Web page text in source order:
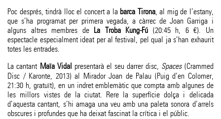
Poc després, tindrà lloc el concert a la barca Tirona, al mig de l’estany,
que s’ha programat per primera vegada, a càrrec de Joan Garriga i
alguns altres membres de La Troba Kung-Fú (20:45 h, 6 €). Un
espectacle especialment ideat per al festival, pel qual ja s’han exhaurit
totes les entrades.
La cantant Maïa Vidal presentarà el seu darrer disc, Spaces(Crammed
Disc / Karonte, 2013) al Mirador Joan de Palau (Puig d’en Colomer,
21:30 h, gratuït), en un indret emblemàtic que compta amb algunes de
les millors vistes de la ciutat. Rere la superfície dolça i delicada
d’aquesta cantant, s’hi amaga una veu amb una paleta sonora d’arrels
obscures i profundes que ha deixat fascinat la crítica i el públic.